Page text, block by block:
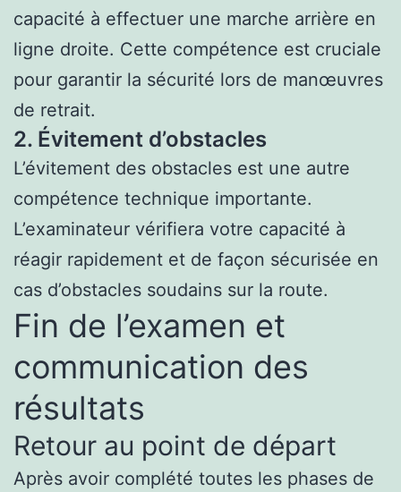
capacité à effectuer une marche arrière en
ligne droite. Cette compétence est cruciale
pour garantir la sécurité lors de manœuvres
de retrait.
2. Évitement d’obstacles
L’évitement des obstacles est une autre
compétence technique importante.
L’examinateur vérifiera votre capacité à
réagir rapidement et de façon sécurisée en
cas d’obstacles soudains sur la route.
Fin de l’examen et
communication des
résultats
Retour au point de départ
Après avoir complété toutes les phases de